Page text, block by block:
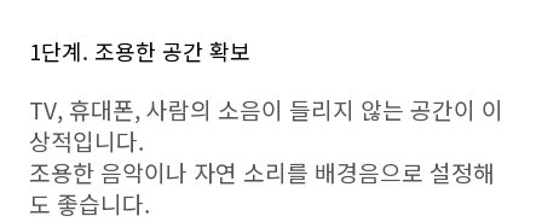
1단계. 조용한 공간 확보
TV, 휴대폰, 사람의 소음이 들리지 않는 공간이 이
상적입니다.
조용한 음악이나 자연 소리를 배경음으로 설정해
도 좋습니다.